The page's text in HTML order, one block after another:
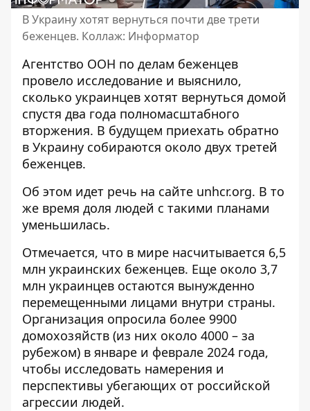
В Украину хотят вернуться почти две трети
беженцев. Коллаж: Информатор
Агентство ООН по делам беженцев
провело исследование и выяснило,
сколько украинцев хотят вернуться домой
спустя два года полномасштабного
вторжения. В будущем приехать обратно
в Украину собираются около двух третей
беженцев.
Об этом идет речь на сайте unhcr.org. В то
же время доля людей с такими планами
уменьшилась.
Отмечается, что в мире насчитывается 6,5
млн украинских беженцев. Еще около 3,7
млн ​​украинцев остаются вынужденно
перемещенными лицами внутри страны.
Организация опросила более 9900
домохозяйств (из них около 4000 – за
рубежом) в январе и феврале 2024 года,
чтобы исследовать намерения и
перспективы убегающих от российской
агрессии людей.